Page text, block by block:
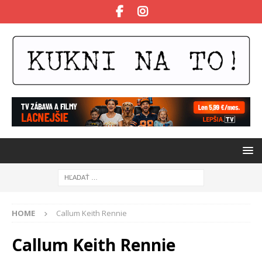
HOME Callum Keith Rennie
Callum Keith Rennie